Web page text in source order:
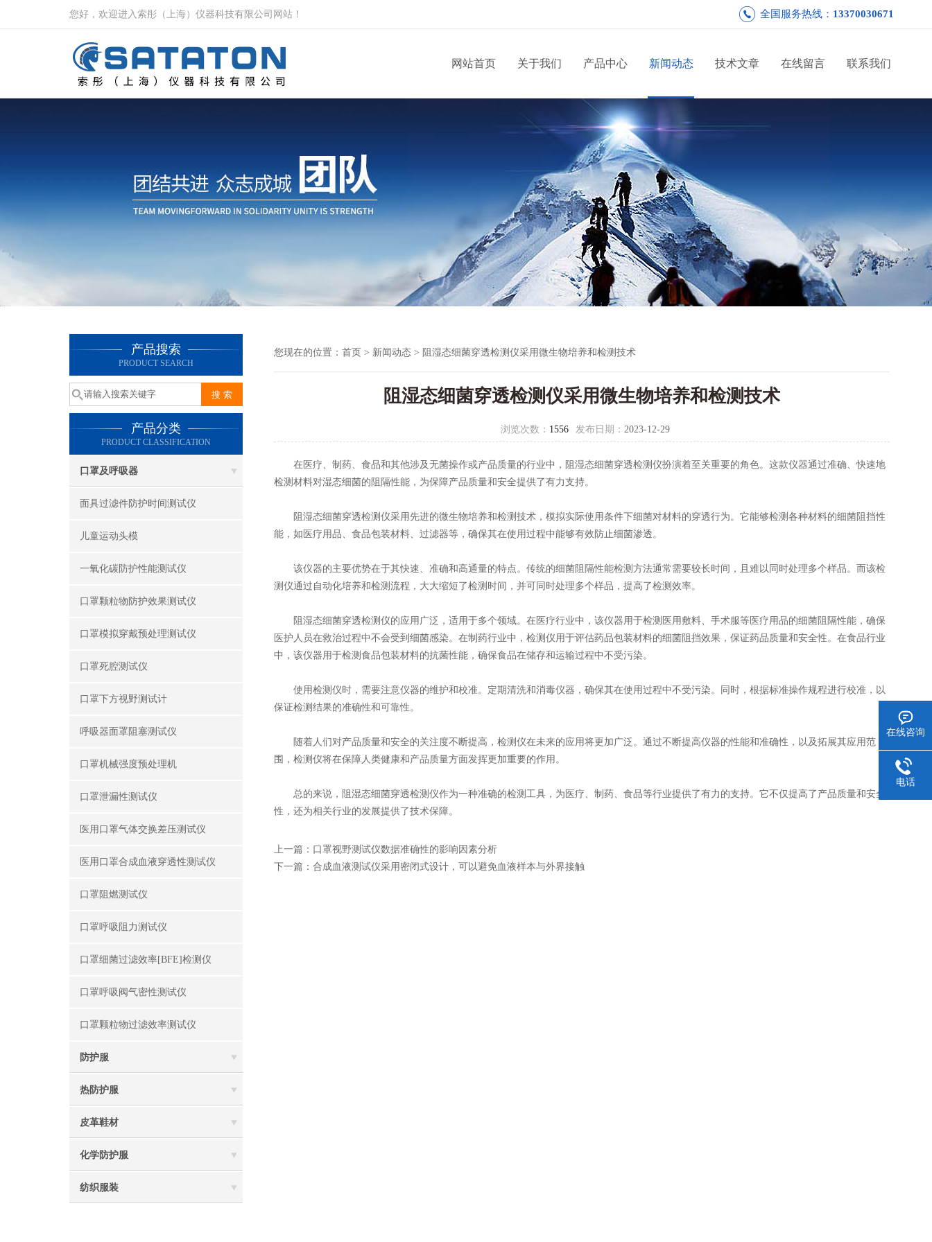
您好，欢迎进入索彤（上海）仪器科技有限公司网站！ 全国服务热线： 13370030671
网站首页 关于我们 产品中心 新闻动态 技术文章 在线留言 联系我们
产品搜索
PRODUCT SEARCH
产品分类
PRODUCT CLASSIFICATION
口罩及呼吸器
面具过滤件防护时间测试仪
儿童运动头模
一氧化碳防护性能测试仪
口罩颗粒物防护效果测试仪
口罩模拟穿戴预处理测试仪
口罩死腔测试仪
口罩下方视野测试计
呼吸器面罩阻塞测试仪
口罩机械强度预处理机
口罩泄漏性测试仪
医用口罩气体交换差压测试仪
医用口罩合成血液穿透性测试仪
口罩阻燃测试仪
口罩呼吸阻力测试仪
口罩细菌过滤效率[BFE]检测仪
口罩呼吸阀气密性测试仪
口罩颗粒物过滤效率测试仪
防护服
热防护服
皮革鞋材
化学防护服
纺织服装
您现在的位置： 首页 > 新闻动态 > 阻湿态细菌穿透检测仪采用微生物培养和检测技术
阻湿态细菌穿透检测仪采用微生物培养和检测技术
浏览次数： 1556 发布日期： 2023-12-29
在医疗、制药、食品和其他涉及无菌操作或产品质量的行业中，阻湿态细菌穿透检测仪扮演着至关重要的角色。这款仪器通过准确、快速地
检测材料对湿态细菌的阻隔性能，为保障产品质量和安全提供了有力支持。
阻湿态细菌穿透检测仪采用先进的微生物培养和检测技术，模拟实际使用条件下细菌对材料的穿透行为。它能够检测各种材料的细菌阻挡性
能，如医疗用品、食品包装材料、过滤器等，确保其在使用过程中能够有效防止细菌渗透。
该仪器的主要优势在于其快速、准确和高通量的特点。传统的细菌阻隔性能检测方法通常需要较长时间，且难以同时处理多个样品。而该检
测仪通过自动化培养和检测流程，大大缩短了检测时间，并可同时处理多个样品，提高了检测效率。
阻湿态细菌穿透检测仪的应用广泛，适用于多个领域。在医疗行业中，该仪器用于检测医用敷料、手术服等医疗用品的细菌阻隔性能，确保
医护人员在救治过程中不会受到细菌感染。在制药行业中，检测仪用于评估药品包装材料的细菌阻挡效果，保证药品质量和安全性。在食品行业
中，该仪器用于检测食品包装材料的抗菌性能，确保食品在储存和运输过程中不受污染。
使用检测仪时，需要注意仪器的维护和校准。定期清洗和消毒仪器，确保其在使用过程中不受污染。同时，根据标准操作规程进行校准，以
保证检测结果的准确性和可靠性。
随着人们对产品质量和安全的关注度不断提高，检测仪在未来的应用将更加广泛。通过不断提高仪器的性能和准确性，以及拓展其应用范
围，检测仪将在保障人类健康和产品质量方面发挥更加重要的作用。
总的来说，阻湿态细菌穿透检测仪作为一种准确的检测工具，为医疗、制药、食品等行业提供了有力的支持。它不仅提高了产品质量和安全
性，还为相关行业的发展提供了技术保障。
上一篇： 口罩视野测试仪数据准确性的影响因素分析
下一篇： 合成血液测试仪采用密闭式设计，可以避免血液样本与外界接触
在线咨询
电话